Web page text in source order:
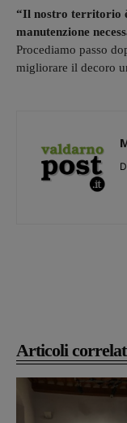
Articoli
“Il nostro territorio
manutenzione
Procediamo passo
migliorare il decoro